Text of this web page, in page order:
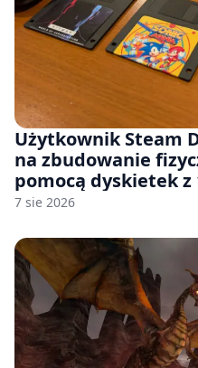
Użytkownik Steam
na zbudowanie
pomocą dyskietek z
7 sie 2026